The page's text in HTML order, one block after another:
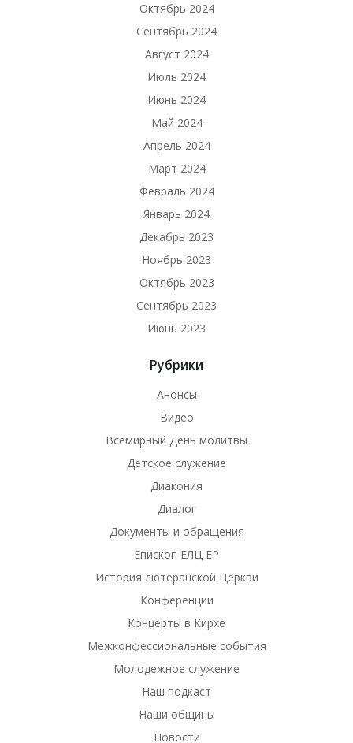
Октябрь 2024
Сентябрь 2024
Август 2024
Июль 2024
Июнь 2024
Май 2024
Апрель 2024
Март 2024
Февраль 2024
Январь 2024
Декабрь 2023
Ноябрь 2023
Октябрь 2023
Сентябрь 2023
Июнь 2023
Рубрики
Анонсы
Видео
Всемирный День молитвы
Детское служение
Диакония
Диалог
Документы и обращения
Епископ ЕЛЦ ЕР
История лютеранской Церкви
Конференции
Концерты в Кирхе
Межконфессиональные события
Молодежное служение
Наш подкаст
Наши общины
Новости